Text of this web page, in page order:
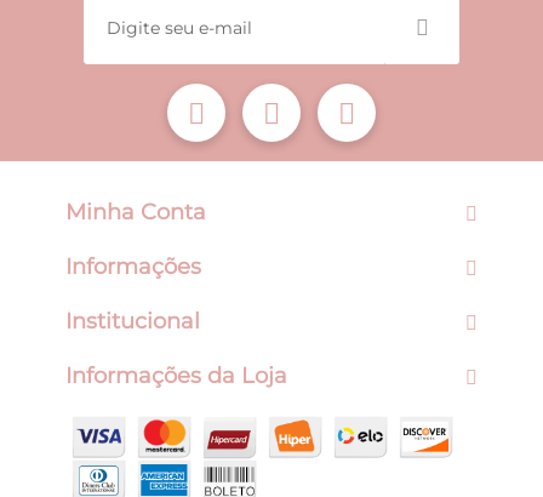
Minha Conta
Informações
Institucional
Informações da Loja